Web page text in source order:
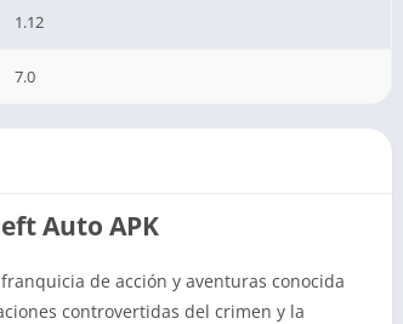
1.12
7.0
Auto APK
de acción y aventuras conocida
controvertidas del crimen y la